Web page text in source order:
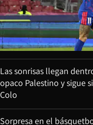
Las sonrisas llegan
opaco Palestino y sigue
Colo
Sorpresa en el